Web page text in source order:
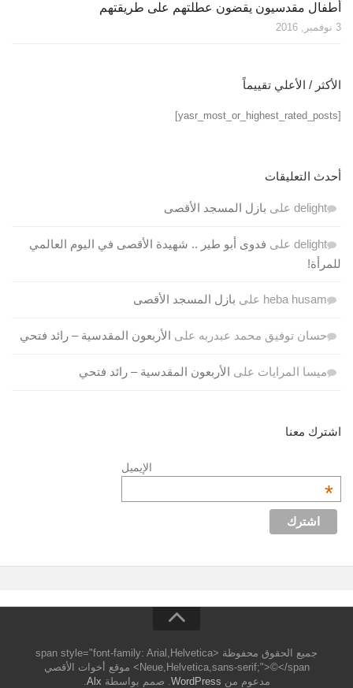
أطفال مقدسيون يقضون عطلتهم على طريقتهم
3 نوفمبر, 2016
الأكثر / الأعلي تقييماً
[yasr_most_or_highest_rated_posts]
أحدث التعليقات
delight على بازل المسجد الأقصى
delight على فدوى أبو طير .. شهيدة الأقصى في اليوم العالمي
للمرأة!
heba husam على بازل المسجد الأقصى
حسان توفيق محمد عبدربه على الأربعون المقدسية – رائد فتحي
ميسا المرايات على الأربعون المقدسية – رائد فتحي
اشترك معنا
الإيميل
*
جميع الحقوق محفوظة <span style="font-family: Arial,Helvetica
Neue,Helvetica,sans-serif;">©</span> موقع أخوات الأقصي
مدعوم من WordPress . صمم بواسطة Alx